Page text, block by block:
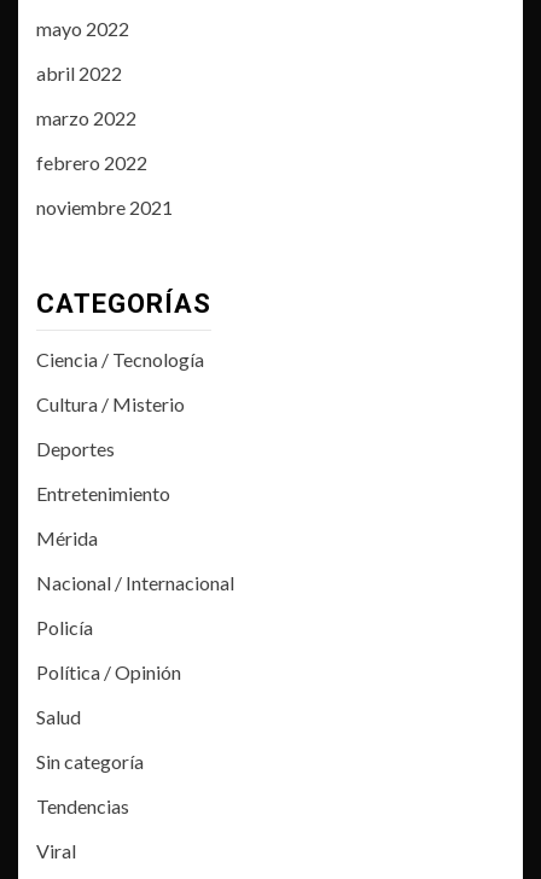
mayo 2022
abril 2022
marzo 2022
febrero 2022
noviembre 2021
CATEGORÍAS
Ciencia / Tecnología
Cultura / Misterio
Deportes
Entretenimiento
Mérida
Nacional / Internacional
Policía
Política / Opinión
Salud
Sin categoría
Tendencias
Viral